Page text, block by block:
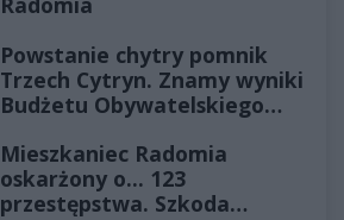
Powstanie chytry pomnik
Trzech Cytryn. Znamy wyniki
Budżetu Obywatelskiego
Mieszkaniec Radomia
oskarżony o... 123
przestępstwa. Szkoda